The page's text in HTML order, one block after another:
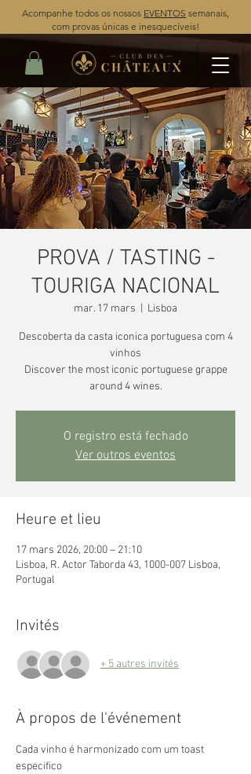
Acompanhe todos os nossos EVENTOS semanais,
com provas únicas e inesquecíveis!
PROVA / TASTING -
TOURIGA NACIONAL
mar. 17 mars Lisboa
Descoberta da casta iconica portuguesa com 4
vinhos
Discover the most iconic portuguese grappe
around 4 wines.
O registro está fechado
Ver outros eventos
Heure et lieu
17 mars 2026, 20:00 – 21:10
Lisboa, R. Actor Taborda 43, 1000-007 Lisboa,
Portugal
Invités
+ 5 autres invités
À propos de l'événement
Cada vinho é harmonizado com um toast
especifico